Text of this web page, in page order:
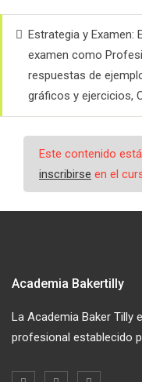
Estrategia y Examen:
examen como
respuestas de
gráficos y ejercicios,
Este contenido
inscribirse en el
Academia Bakertilly
La Academia Baker Tilly
profesional establecido